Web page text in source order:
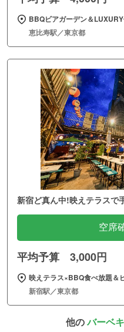
BBQビアガーデン＆
恵比寿駅／東京都
新宿ど真ん中!映えテラスで
空席
平均予算 3,000円
映えテラス×BBQ食べ放題＆
新宿駅／東京都
他のバーベ